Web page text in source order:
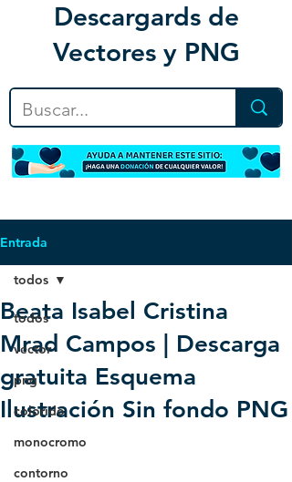
Descargards de
Vectores y PNG
Entrada
todos
vector
png
colorido
monocromo
contorno
todos
Beata Isabel Cristina
Mrad Campos | Descarga
gratuita Esquema
Ilustración Sin fondo PNG